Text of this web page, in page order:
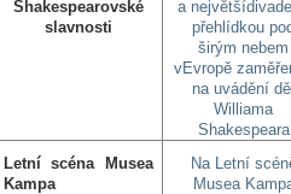
Shakespearovské
slavnosti
a
přehlídkou
širým nebem
vEvropě
na uvádění
Williama
Shakespeara
Letní scéna Musea
Kampa
Na Letní
Musea